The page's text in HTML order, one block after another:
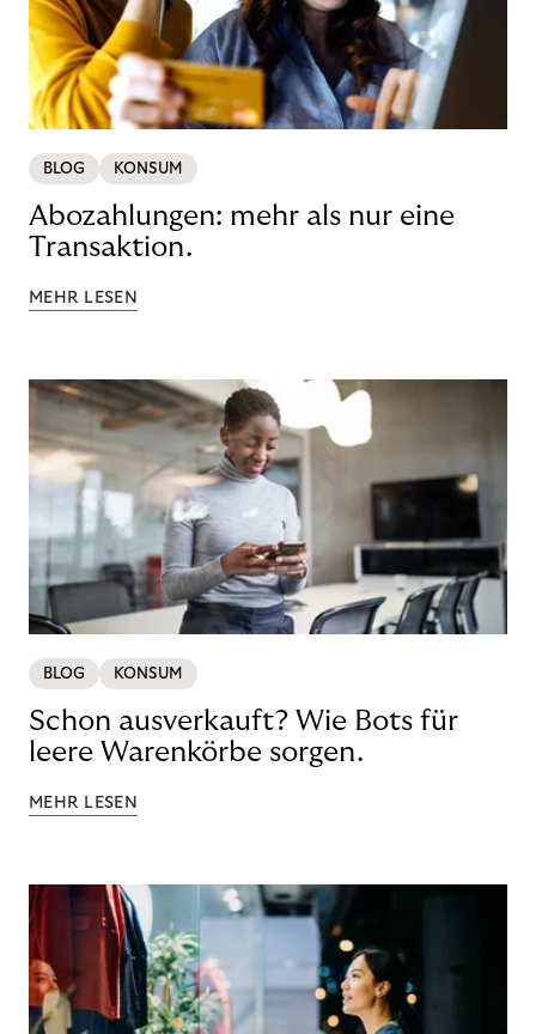
BLOG KONSUM
Abozahlungen: mehr als nur eine
Transaktion.
MEHR LESEN
BLOG KONSUM
Schon ausverkauft? Wie Bots für
leere Warenkörbe sorgen.
MEHR LESEN